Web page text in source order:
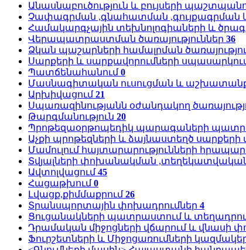
Անասնաբուծություն և բույսերի
Չափագրման ,գնահատման ,գույքագրման
Համակարգչային տեխնոլոգիաների և
Վերապատրաստման ծառայություններ 36
Ձկան պաշարների համալրման
Սարքերի և սարքավորումների
Պատճենահանում0
Մասնագիտական ուսուցման և
Արխիվացում21
Սպառազինությանն օժանդակող
Թարգմանություն 20
Պրոթեզաօրթոպեդիկ պարագաների
Աչքի պրոթեզների և ձայնաստեղծ սարքերի
Մամուլում հայտարարությունների
Տվյալների փոխանակման
Ավտոլվացում45
Հացաթխում0
Լվացք,քիմմաքրում26
Տրանսպորտային փոխադրումներ 4
Ցուցանակների պատրաստում և
Դրամական միջոցների վճարում և վնասի
Ֆուրշետների և Միջոցառումների